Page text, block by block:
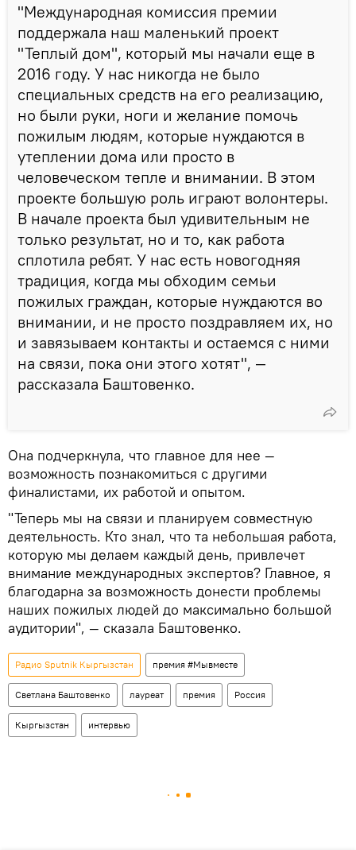
"Международная комиссия премии
поддержала наш маленький проект
"Теплый дом", который мы начали еще в
2016 году. У нас никогда не было
специальных средств на его реализацию,
но были руки, ноги и желание помочь
пожилым людям, которые нуждаются в
утеплении дома или просто в
человеческом тепле и внимании. В этом
проекте большую роль играют волонтеры.
В начале проекта был удивительным не
только результат, но и то, как работа
сплотила ребят. У нас есть новогодняя
традиция, когда мы обходим семьи
пожилых граждан, которые нуждаются во
внимании, и не просто поздравляем их, но
и завязываем контакты и остаемся с ними
на связи, пока они этого хотят", —
рассказала Баштовенко.
Она подчеркнула, что главное для нее —
возможность познакомиться с другими
финалистами, их работой и опытом.
"Теперь мы на связи и планируем совместную
деятельность. Кто знал, что та небольшая работа,
которую мы делаем каждый день, привлечет
внимание международных экспертов? Главное, я
благодарна за возможность донести проблемы
наших пожилых людей до максимально большой
аудитории", — сказала Баштовенко.
Радио Sputnik Кыргызстан премия #Мывместе
Светлана Баштовенко лауреат премия Россия
Кыргызстан интервью